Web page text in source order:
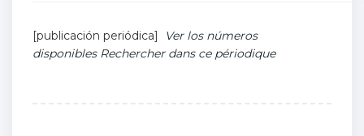
[publicación periódica]
Ver los números
disponibles Rechercher dans ce périodique